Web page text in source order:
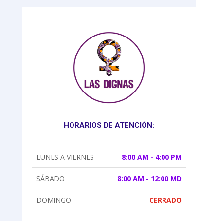
HORARIOS DE ATENCIÓN:
LUNES A VIERNES 8:00 AM - 4:00 PM
SÁBADO 8:00 AM - 12:00 MD
DOMINGO CERRADO